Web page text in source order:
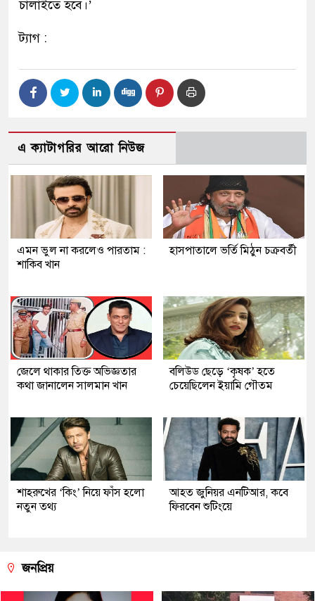
চালাইতে হবে।’
ট্যাগ :
এ ক্যাটাগরির আরো নিউজ
এমন ভুল না করলেও পারতাম :
শাকিব খান
হাসপাতালে ভর্তি মিঠুন চক্রবর্তী
জেলে থাকার তিক্ত অভিজ্ঞতার
কথা জানালেন সালমান খান
বলিউড ছেড়ে ‘কৃষক’ হতে
চেয়েছিলেন ইয়ামি গৌতম
শাহরুখের ‘কিং’ নিয়ে ফাঁস হলো
নতুন তথ্য
আহত জুনিয়র এনটিআর, কবে
ফিরবেন শুটিংয়ে
জনপ্রিয়